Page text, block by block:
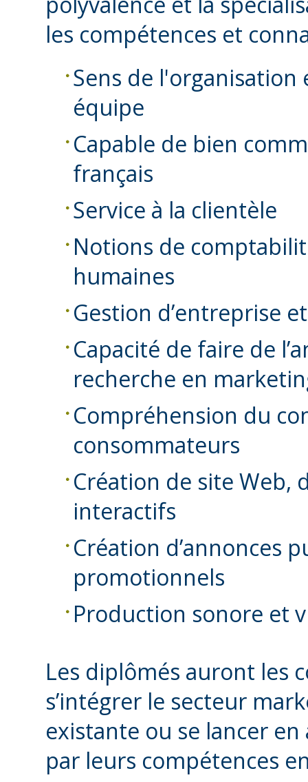
les compétences et
Sens de
équipe
Capable de bien
français
Service à la clientèle
Notions de
humaines
Gestion d’entreprise
Capacité de faire de
recherche en
Compréhension du
consommateurs
Création de site Web,
interactifs
Création d’annonces
promotionnels
Production sonore et
Les diplômés auront les
s’intégrer le secteur
existante ou se lancer
par leurs compétences